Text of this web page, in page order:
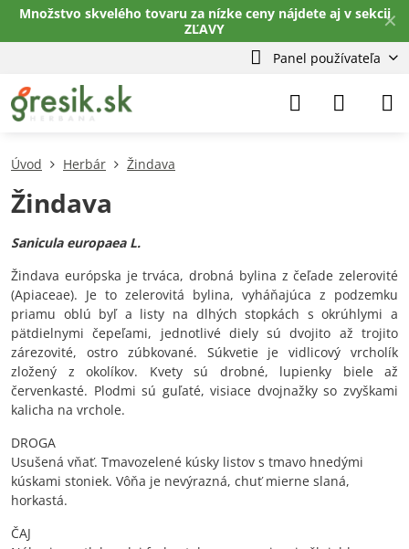
✕
Množstvo skvelého tovaru za nízke ceny nájdete aj v sekcii
ZĽAVY
Panel používateľa
Úvod Herbár Žindava
Žindava
Sanicula europaea L.
Žindava európska je trváca, drobná bylina z čeľade zelerovité
(Apiaceae). Je to zelerovitá bylina, vyháňajúca z podzemku
priamu oblú byľ a listy na dlhých stopkách s okrúhlymi a
pätdielnymi čepeľami, jednotlivé diely sú dvojito až trojito
zárezovité, ostro zúbkované. Súkvetie je vidlicový vrcholík
zložený z okolíkov. Kvety sú drobné, lupienky biele až
červenkasté. Plodmi sú guľaté, visiace dvojnažky so zvyškami
kalicha na vrchole.
DROGA
Usušená vňať. Tmavozelené kúsky listov s tmavo hnedými
kúskami stoniek. Vôňa je nevýrazná, chuť mierne slaná,
horkastá.
ČAJ